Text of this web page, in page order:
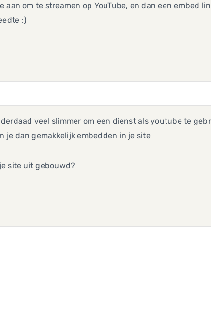
aan om te streamen op YouTube, en dan een embed
:)
veel slimmer om een dienst als youtube te
je dan gemakkelijk embedden in je site
site uit gebouwd?